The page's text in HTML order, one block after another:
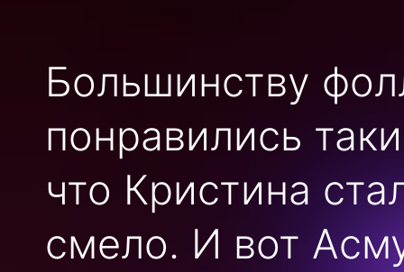
Большинству
понравились
что Кристина
смело. И вот